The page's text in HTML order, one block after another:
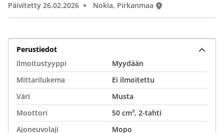
Päivitetty 26.02.2026
Nokia, Pirkanmaa
Perustiedot
Ilmoitustyyppi
Myydään
Mittarilukema
Ei ilmoitettu
Väri
Musta
Moottori
50 cm³, 2-tahti
Ajoneuvolaji
Mopo